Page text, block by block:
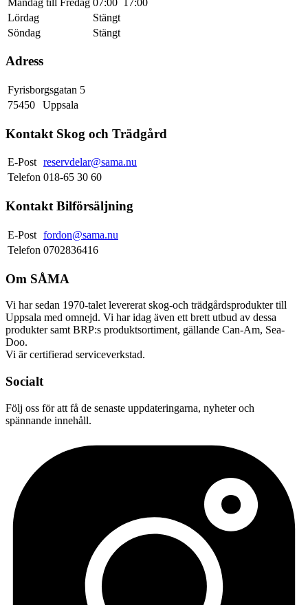
Lördag
Stängt
Söndag
Stängt
Adress
Fyrisborgsgatan 5
75450
Uppsala
Kontakt Skog och Trädgård
E-Post reservdelar@sama.nu
Telefon 018-65 30 60
Kontakt Bilförsäljning
E-Post fordon@sama.nu
Telefon 0702836416
Om SÅMA
Vi har sedan 1970-talet levererat skog-och trädgårdsprodukter till
Uppsala med omnejd. Vi har idag även ett brett utbud av dessa
produkter samt BRP:s produktsortiment, gällande Can-Am, Sea-
Doo.
Vi är certifierad serviceverkstad.
Socialt
Följ oss för att få de senaste uppdateringarna, nyheter och
spännande innehåll.